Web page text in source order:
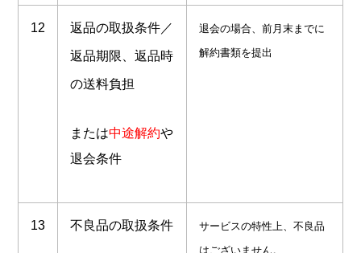
12 返品の取扱条件／
返品期限、返品時
の送料負担
または中途解約や
退会条件
退会の場合、前月末までに
解約書類を提出
13 不良品の取扱条件
サービスの特性上、不良品
はございません。